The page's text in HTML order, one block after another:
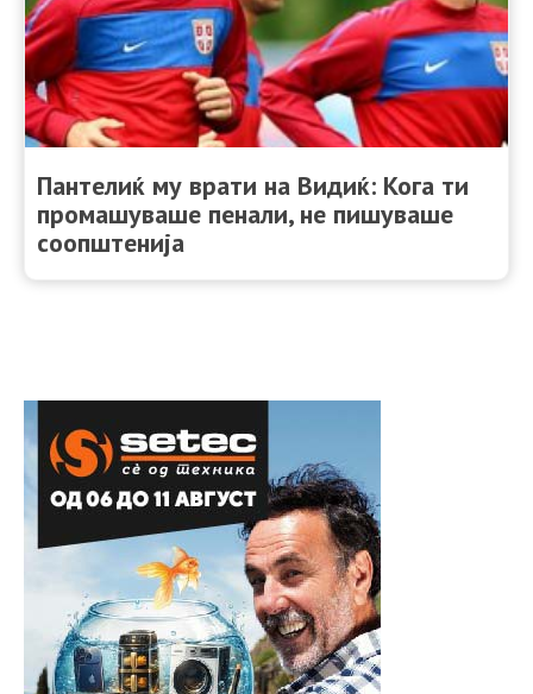
Пантелиќ му врати на Видиќ: Кога ти
промашуваше пенали, не пишуваше
соопштенија